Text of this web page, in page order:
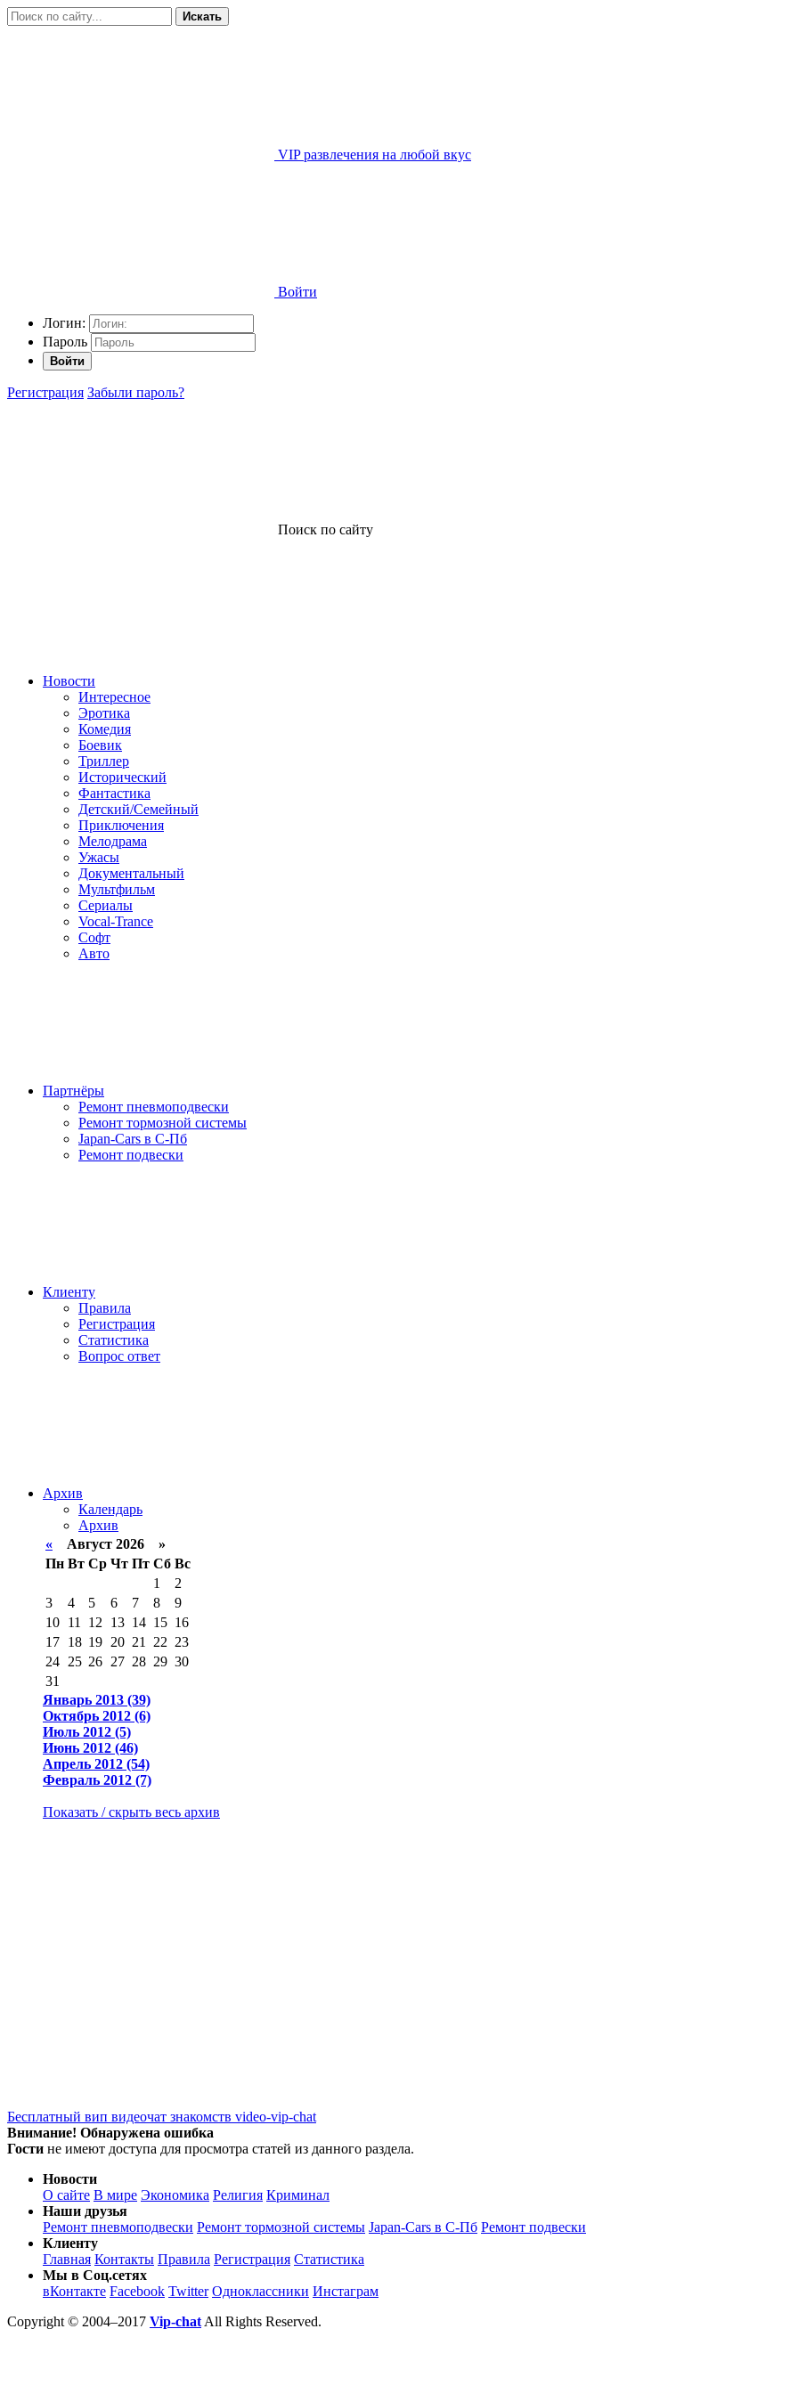
Искать
VIP развлечения на любой вкус
Войти
Логин:
Пароль
Войти
Регистрация Забыли пароль?
Поиск по сайту
Новости
Интересное
Эротика
Комедия
Боевик
Триллер
Исторический
Фантастика
Детский/Семейный
Приключения
Мелодрама
Ужасы
Документальный
Мультфильм
Сериалы
Vocal-Trance
Софт
Авто
Партнёры
Ремонт пневмоподвески
Ремонт тормозной системы
Japan-Cars в С-Пб
Ремонт подвески
Клиенту
Правила
Регистрация
Статистика
Вопрос ответ
Архив
Календарь
Архив
« Август 2026 »
Пн Вт Ср Чт Пт Сб Вс
1
2
3
4 5 6 7 8
9
10 11 12 13 14 15 16
17 18 19 20 21 22 23
24 25 26 27 28 29 30
31
Январь 2013 (39)
Октябрь 2012 (6)
Июль 2012 (5)
Июнь 2012 (46)
Апрель 2012 (54)
Февраль 2012 (7)
Показать / скрыть весь архив
Бесплатный вип видеочат знакомств video-vip-chat
Внимание! Обнаружена ошибка
Гости не имеют доступа для просмотра статей из данного раздела.
Новости
О сайте В мире Экономика Религия Криминал
Наши друзья
Ремонт пневмоподвески Ремонт тормозной системы Japan-Cars в С-Пб Ремонт подвески
Клиенту
Главная Контакты Правила Регистрация Статистика
Мы в Соц.сетях
вКонтакте Facebook Twitter Одноклассники Инстаграм
Copyright © 2004–2017 Vip-chat All Rights Reserved.